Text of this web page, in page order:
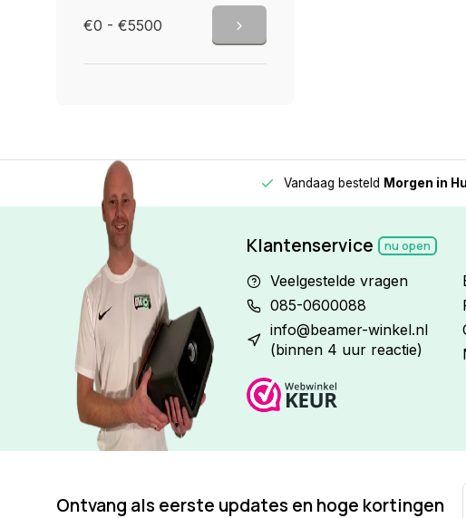
€0 - €5500
3 gelijke delen Vandaag besteld Morgen in
Klantenservice nu open
Veelgestelde vragen
085-0600088
info@beamer-winkel.nl
(binnen 4 uur reactie)
Ontvang als eerste updates en hoge kortingen